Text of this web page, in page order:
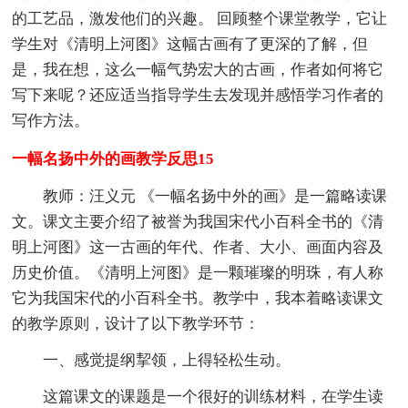
的工艺品，激发他们的兴趣。 回顾整个课堂教学，它让
学生对《清明上河图》这幅古画有了更深的了解，但
是，我在想，这么一幅气势宏大的古画，作者如何将它
写下来呢？还应适当指导学生去发现并感悟学习作者的
写作方法。
一幅名扬中外的画教学反思15
教师：汪义元 《一幅名扬中外的画》是一篇略读课
文。课文主要介绍了被誉为我国宋代小百科全书的《清
明上河图》这一古画的年代、作者、大小、画面内容及
历史价值。《清明上河图》是一颗璀璨的明珠，有人称
它为我国宋代的小百科全书。教学中，我本着略读课文
的教学原则，设计了以下教学环节：
一、感觉提纲挈领，上得轻松生动。
这篇课文的课题是一个很好的训练材料，在学生读